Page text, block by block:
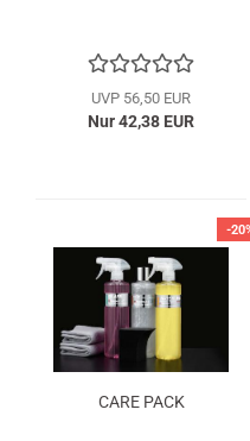
UVP 56,50 EUR
Nur 42,38 EUR
-
CARE PACK